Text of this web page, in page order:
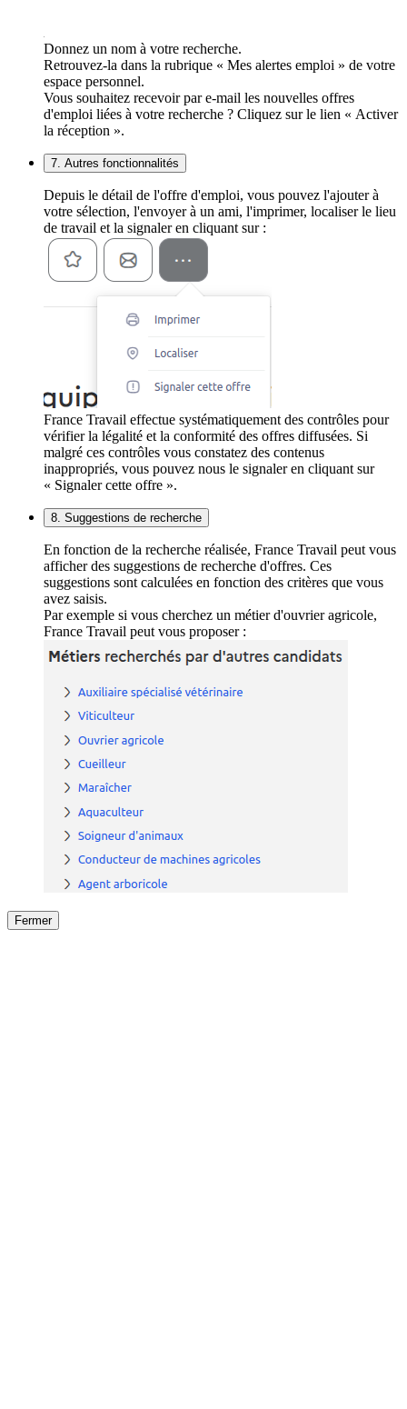
Donnez un nom à votre recherche.
Retrouvez-la dans la rubrique « Mes alertes emploi » de votre
espace personnel.
Vous souhaitez recevoir par e-mail les nouvelles offres
d'emploi liées à votre recherche ? Cliquez sur le lien « Activer
la réception ».
7. Autres fonctionnalités
Depuis le détail de l'offre d'emploi, vous pouvez l'ajouter à
votre sélection, l'envoyer à un ami, l'imprimer, localiser le lieu
de travail et la signaler en cliquant sur :
France Travail effectue systématiquement des contrôles pour
vérifier la légalité et la conformité des offres diffusées. Si
malgré ces contrôles vous constatez des contenus
inappropriés, vous pouvez nous le signaler en cliquant sur
« Signaler cette offre ».
8. Suggestions de recherche
En fonction de la recherche réalisée, France Travail peut vous
afficher des suggestions de recherche d'offres. Ces
suggestions sont calculées en fonction des critères que vous
avez saisis.
Par exemple si vous cherchez un métier d'ouvrier agricole,
France Travail peut vous proposer :
Fermer